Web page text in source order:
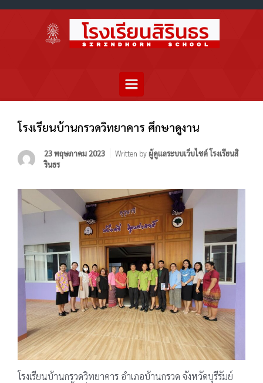
โรงเรียนบ้านกรวดวิทยาคาร ศึกษาดูงาน
23 พฤษภาคม 2023 Written byผู้ดูแลระบบเว็บไซต์ โรงเรียนสิ
รินธร
โรงเรียนบ้านกรวดวิทยาคาร อำเภอบ้านกรวด จังหวัดบุรีรัมย์